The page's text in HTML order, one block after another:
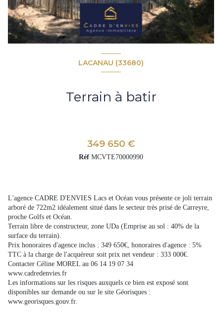
LACANAU (33680)
Terrain à batir
349 650 €
Réf MCVTE70000990
L'agence CADRE D'ENVIES Lacs et Océan vous présente ce joli terrain
arboré de 722m2 idéalement situé dans le secteur très prisé de Carreyre,
proche Golfs et Océan.
Terrain libre de constructeur, zone UDa (Emprise au sol : 40% de la
surface du terrain).
Prix honoraires d'agence inclus : 349 650€, honoraires d'agence : 5%
TTC à la charge de l'acquéreur soit prix net vendeur : 333 000€.
Contacter Céline MOREL au 06 14 19 07 34
www.cadredenvies.fr
Les informations sur les risques auxquels ce bien est exposé sont
disponibles sur demande ou sur le site Géorisques :
www.georisques.gouv.fr.